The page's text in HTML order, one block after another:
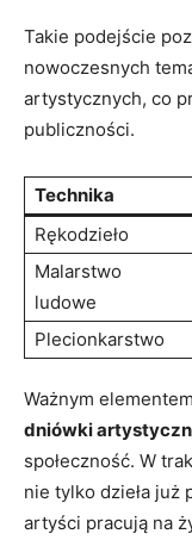
Takie podejście
nowoczesnych
artystycznych, co
publiczności.
Technika
Rękodzieło
Malarstwo
ludowe
Plecionkarstwo
Ważnym
dniówki
społeczność. W
nie tylko dzieła już
artyści pracują na